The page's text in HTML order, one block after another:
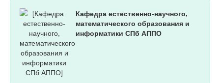
Кафедра естественно-научного,
математического образования и
информатики СПб АППО